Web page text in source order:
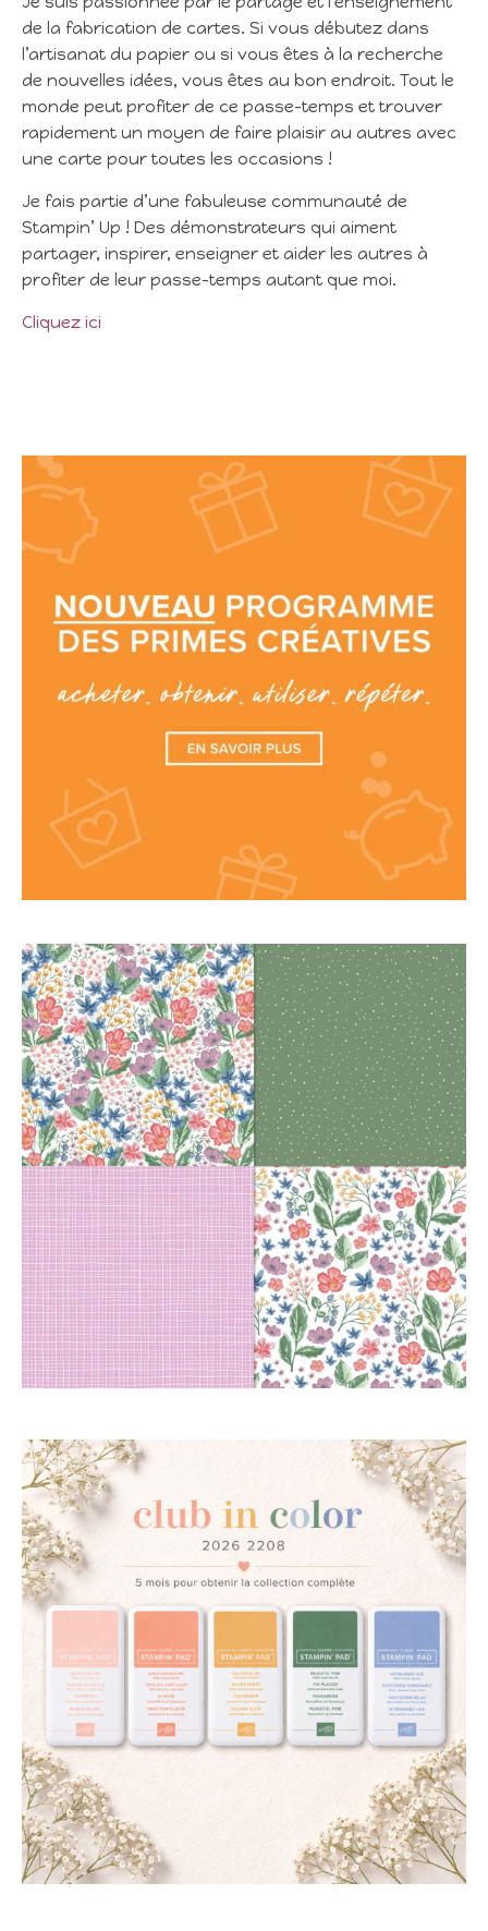
de la fabrication de cartes. Si vous débutez dans
l’artisanat du papier ou si vous êtes à la recherche
de nouvelles idées, vous êtes au bon endroit. Tout le
monde peut profiter de ce passe-temps et trouver
rapidement un moyen de faire plaisir au autres avec
une carte pour toutes les occasions !
Je fais partie d’une fabuleuse communauté de
Stampin’ Up ! Des démonstrateurs qui aiment
partager, inspirer, enseigner et aider les autres à
profiter de leur passe-temps autant que moi.
Cliquez ici